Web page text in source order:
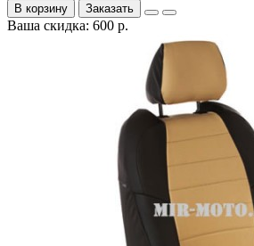
В корзину Заказать
Ваша скидка: 600 р.